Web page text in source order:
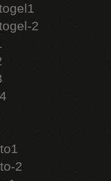
2
2